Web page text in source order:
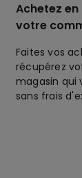
Achetez
votre
Faites vos
récupérez
magasin qui
sans frais